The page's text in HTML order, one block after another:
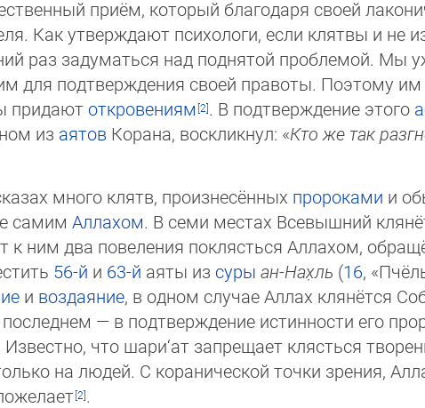
приём, который благодаря своей
Как утверждают психологи, если клятвы и
раз задуматься над поднятой проблемой. Мы
для подтверждения своей правоты. Поэтому
придают откровениям . В подтверждение этого
из аятов Корана, воскликнул: «Кто же так
много клятв, произнесённых пророками и
самим Аллахом. В семи местах Всевышний
к ним два повеления поклясться Аллахом,
56-й и 63-й аяты из суры ан-Нах̣ль (16,
и воздаяние, в одном случае Аллах клянётся
последнем — в подтверждение истинности его
что шари‘ат запрещает клясться
на людей. С коранической точки зрения,
.